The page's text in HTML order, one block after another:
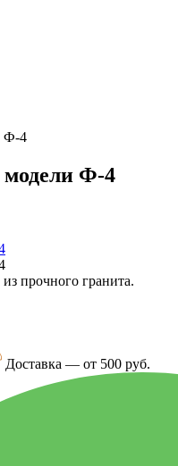
Ф-4
Ф-4
прочного гранита.
Доставка — от 500 руб.